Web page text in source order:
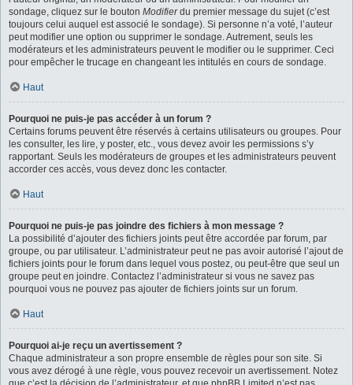
sondage, cliquez sur le bouton Modifierdu premier message du sujet (c’est
toujours celui auquel est associé le sondage). Si personne n’a voté, l’auteur
peut modifier une option ou supprimer le sondage. Autrement, seuls les
modérateurs et les administrateurs peuvent le modifier ou le supprimer. Ceci
pour empêcher le trucage en changeant les intitulés en cours de sondage.
Haut
Pourquoi ne puis-je pas accéder à un forum ?
Certains forums peuvent être réservés à certains utilisateurs ou groupes. Pour
les consulter, les lire, y poster, etc., vous devez avoir les permissions s’y
rapportant. Seuls les modérateurs de groupes et les administrateurs peuvent
accorder ces accès, vous devez donc les contacter.
Haut
Pourquoi ne puis-je pas joindre des fichiers à mon message ?
La possibilité d’ajouter des fichiers joints peut être accordée par forum, par
groupe, ou par utilisateur. L’administrateur peut ne pas avoir autorisé l’ajout de
fichiers joints pour le forum dans lequel vous postez, ou peut-être que seul un
groupe peut en joindre. Contactez l’administrateur si vous ne savez pas
pourquoi vous ne pouvez pas ajouter de fichiers joints sur un forum.
Haut
Pourquoi ai-je reçu un avertissement ?
Chaque administrateur a son propre ensemble de règles pour son site. Si
vous avez dérogé à une règle, vous pouvez recevoir un avertissement. Notez